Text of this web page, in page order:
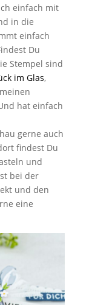
einfach mit
in die
einfach
Du
Stempel sind
im Glas,
hat einfach
gerne auch
findest Du
und
bei der
und den
eine